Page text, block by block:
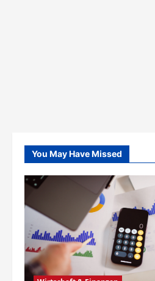
You May Have Missed